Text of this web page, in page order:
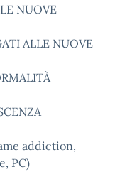
NUOVE
ALLE NUOVE
addiction,
PC)